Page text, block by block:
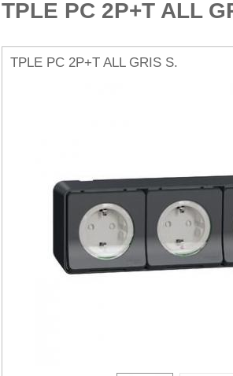
TPLE PC 2P+T ALL
TPLE PC 2P+T ALL GRIS S.